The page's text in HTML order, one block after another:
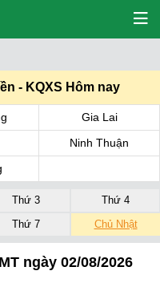
- KQXS Hôm nay
Gia Lai
Ninh Thuận
Thứ 3
Thứ 4
Thứ 7 Chủ Nhật
ngày 02/08/2026